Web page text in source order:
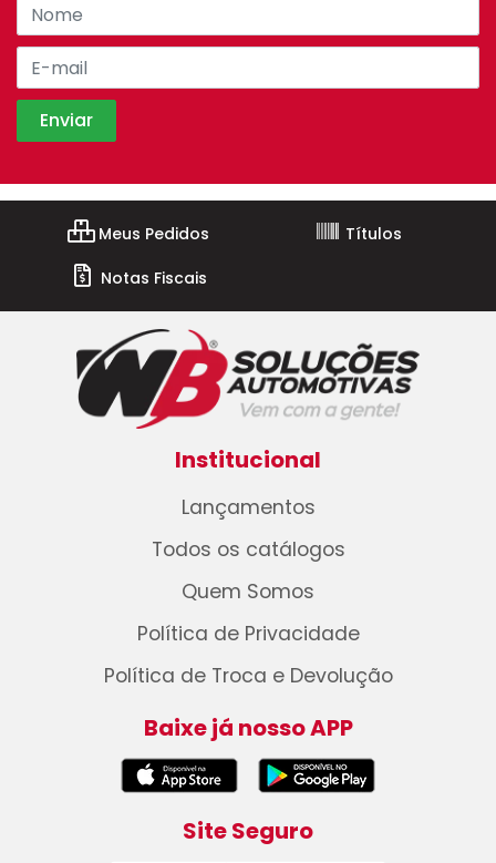
Meus Pedidos
Títulos
Notas Fiscais
Institucional
Lançamentos
Todos os catálogos
Quem Somos
Política de Privacidade
Política de Troca e Devolução
Baixe já nosso APP
Site Seguro